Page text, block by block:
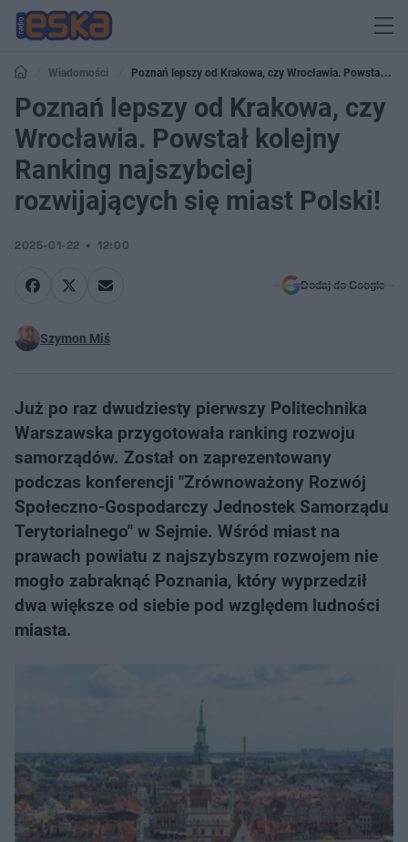
Wiadomości
Poznań lepszy od Krakowa, czy Wrocławia. Powstał
kolejny Ranking najszybciej rozwijających się miast Polski!
Poznań lepszy od Krakowa, czy
Wrocławia. Powstał kolejny
Ranking najszybciej
rozwijających się miast Polski!
2025-01-22 12:00
Dodaj do Google
Szymon Miś
Już po raz dwudziesty pierwszy Politechnika
Warszawska przygotowała ranking rozwoju
samorządów. Został on zaprezentowany
podczas konferencji "Zrównoważony Rozwój
Społeczno-Gospodarczy Jednostek Samorządu
Terytorialnego" w Sejmie. Wśród miast na
prawach powiatu z najszybszym rozwojem nie
mogło zabraknąć Poznania, który wyprzedził
dwa większe od siebie pod względem ludności
miasta.